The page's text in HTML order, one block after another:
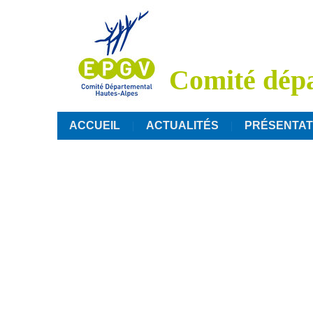
Comité
ACCUEIL ACTUALITÉS